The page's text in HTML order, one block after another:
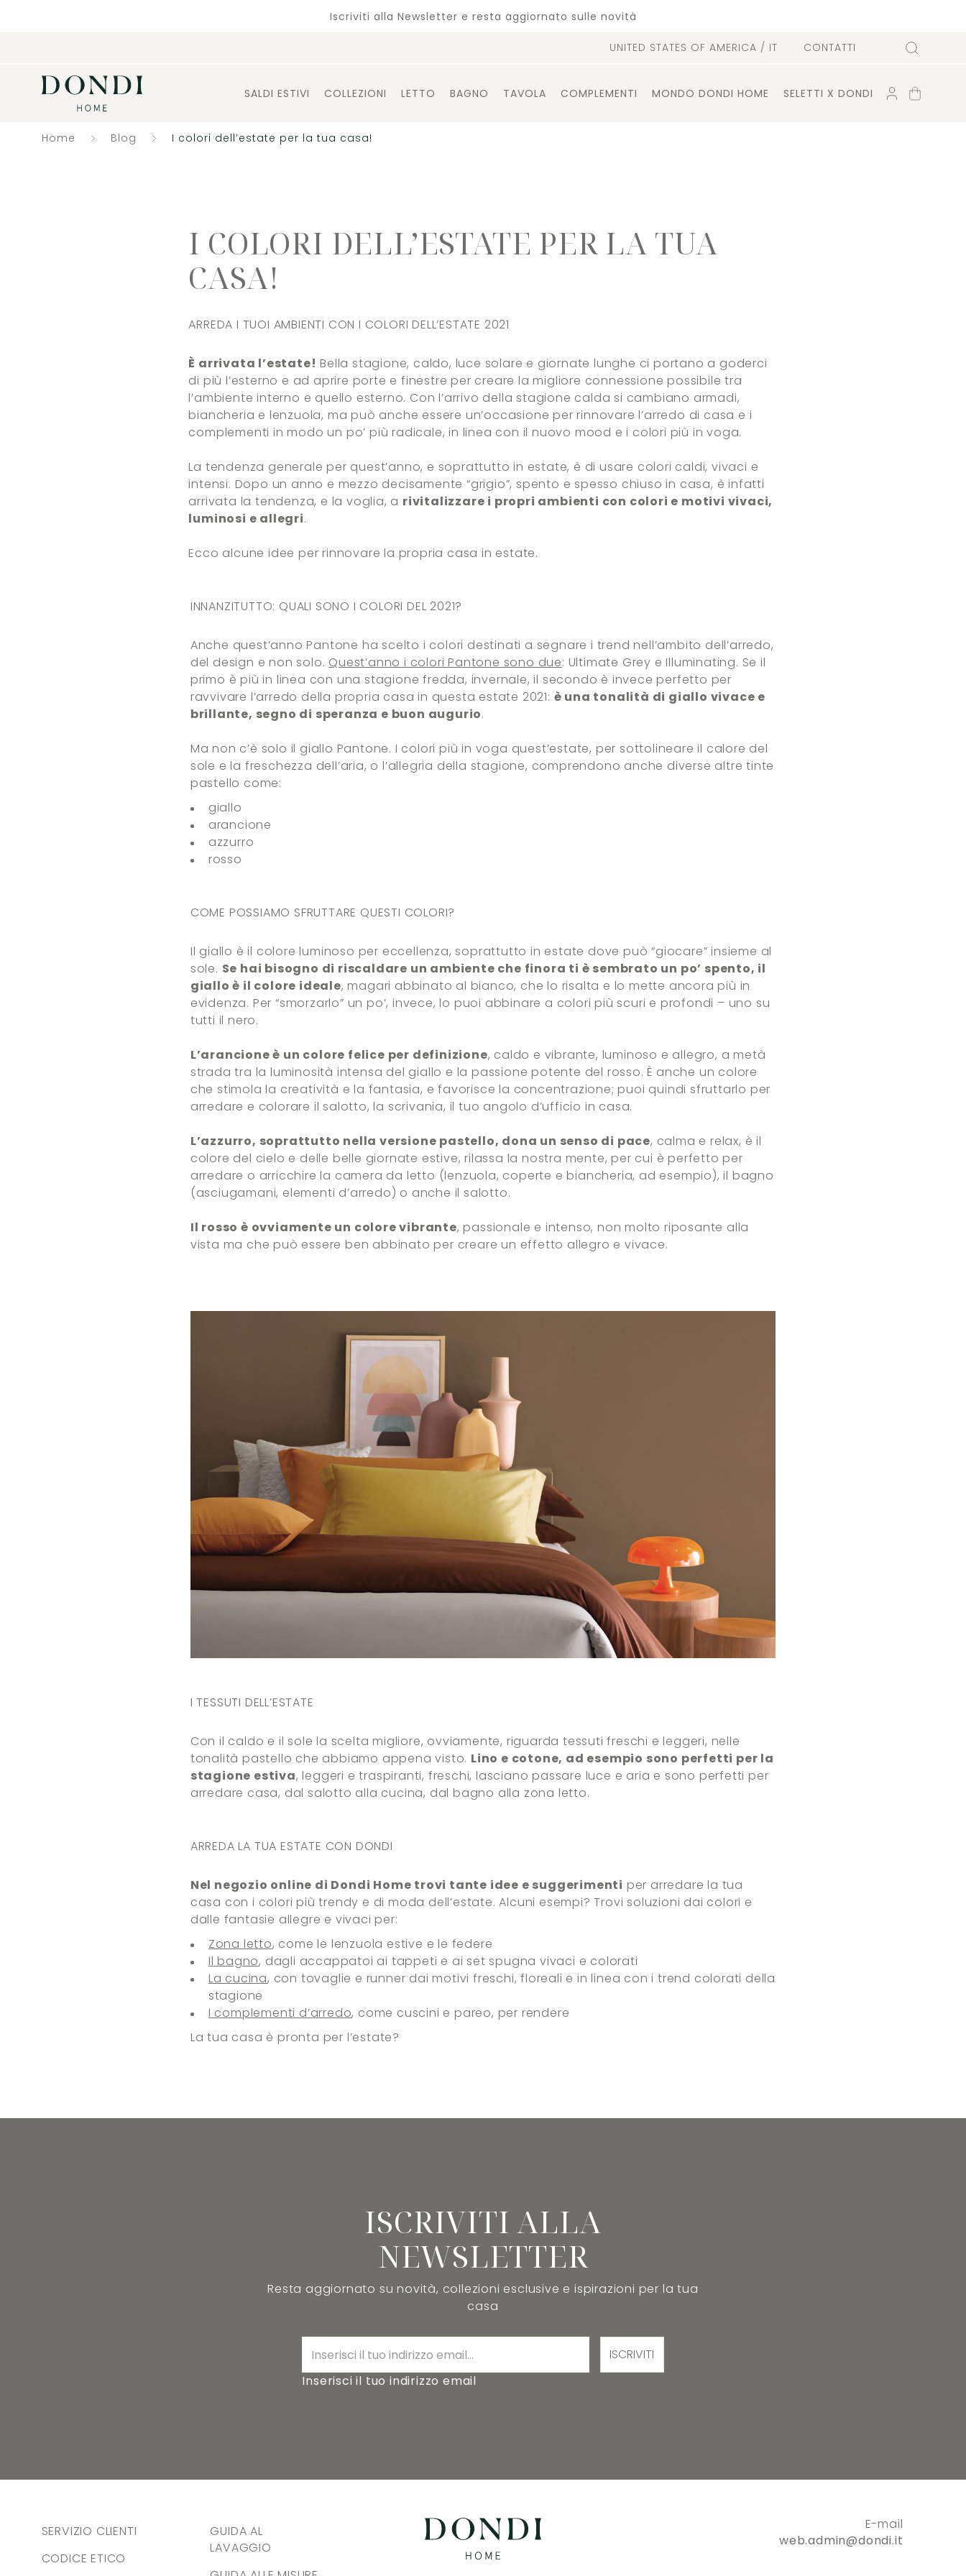
Iscriviti alla Newsletter e resta aggiornato sulle novità
UNITED STATES OF AMERICA / IT CONTATTI Cerca
SALDI ESTIVI COLLEZIONI LETTO BAGNO TAVOLA COMPLEMENTI MONDO DONDI HOME SELETTI X DONDI ACCOUNT
CARRELLO
Home Blog I colori dell’estate per la tua casa!
I COLORI DELL’ESTATE PER LA TUA
CASA!
ARREDA I TUOI AMBIENTI CON I COLORI DELL’ESTATE 2021
È arrivata l’estate! Bella stagione, caldo, luce solare e giornate lunghe ci portano a goderci
di più l’esterno e ad aprire porte e finestre per creare la migliore connessione possibile tra
l’ambiente interno e quello esterno. Con l’arrivo della stagione calda si cambiano armadi,
biancheria e lenzuola, ma può anche essere un’occasione per rinnovare l’arredo di casa e i
complementi in modo un po’ più radicale, in linea con il nuovo mood e i colori più in voga.
La tendenza generale per quest’anno, e soprattutto in estate, è di usare colori caldi, vivaci e
intensi. Dopo un anno e mezzo decisamente “grigio”, spento e spesso chiuso in casa, è infatti
arrivata la tendenza, e la voglia, a rivitalizzare i propri ambienti con colori e motivi vivaci,
luminosi e allegri.
Ecco alcune idee per rinnovare la propria casa in estate.
INNANZITUTTO: QUALI SONO I COLORI DEL 2021?
Anche quest’anno Pantone ha scelto i colori destinati a segnare i trend nell’ambito dell’arredo,
del design e non solo. Quest’anno i colori Pantone sono due: Ultimate Grey e Illuminating. Se il
primo è più in linea con una stagione fredda, invernale, il secondo è invece perfetto per
ravvivare l’arredo della propria casa in questa estate 2021: è una tonalità di giallo vivace e
brillante, segno di speranza e buon augurio.
Ma non c’è solo il giallo Pantone. I colori più in voga quest’estate, per sottolineare il calore del
sole e la freschezza dell’aria, o l’allegria della stagione, comprendono anche diverse altre tinte
pastello come:
giallo
arancione
azzurro
rosso
COME POSSIAMO SFRUTTARE QUESTI COLORI?
Il giallo è il colore luminoso per eccellenza, soprattutto in estate dove può “giocare” insieme al
sole. Se hai bisogno di riscaldare un ambiente che finora ti è sembrato un po’ spento, il
giallo è il colore ideale, magari abbinato al bianco, che lo risalta e lo mette ancora più in
evidenza. Per “smorzarlo” un po’, invece, lo puoi abbinare a colori più scuri e profondi – uno su
tutti il nero.
L’arancione è un colore felice per definizione, caldo e vibrante, luminoso e allegro, a metà
strada tra la luminosità intensa del giallo e la passione potente del rosso. È anche un colore
che stimola la creatività e la fantasia, e favorisce la concentrazione; puoi quindi sfruttarlo per
arredare e colorare il salotto, la scrivania, il tuo angolo d’ufficio in casa.
L’azzurro, soprattutto nella versione pastello, dona un senso di pace, calma e relax, è il
colore del cielo e delle belle giornate estive, rilassa la nostra mente, per cui è perfetto per
arredare o arricchire la camera da letto (lenzuola, coperte e biancheria, ad esempio), il bagno
(asciugamani, elementi d’arredo) o anche il salotto.
Il rosso è ovviamente un colore vibrante, passionale e intenso, non molto riposante alla
vista ma che può essere ben abbinato per creare un effetto allegro e vivace.
I TESSUTI DELL’ESTATE
Con il caldo e il sole la scelta migliore, ovviamente, riguarda tessuti freschi e leggeri, nelle
tonalità pastello che abbiamo appena visto. Lino e cotone, ad esempio sono perfetti per la
stagione estiva, leggeri e traspiranti, freschi, lasciano passare luce e aria e sono perfetti per
arredare casa, dal salotto alla cucina, dal bagno alla zona letto.
ARREDA LA TUA ESTATE CON DONDI
Nel negozio online di Dondi Home trovi tante idee e suggerimenti per arredare la tua
casa con i colori più trendy e di moda dell’estate. Alcuni esempi? Trovi soluzioni dai colori e
dalle fantasie allegre e vivaci per:
Zona letto, come le lenzuola estive e le federe
Il bagno, dagli accappatoi ai tappeti e ai set spugna vivaci e colorati
La cucina, con tovaglie e runner dai motivi freschi, floreali e in linea con i trend colorati della
stagione
I complementi d’arredo, come cuscini e pareo, per rendere
La tua casa è pronta per l’estate?
ISCRIVITI ALLA
NEWSLETTER
Resta aggiornato su novità, collezioni esclusive e ispirazioni per la tua
casa
Inserisci il tuo indirizzo email
ISCRIVITI
E-mail
web.admin@dondi.it
SERVIZIO CLIENTI
CODICE ETICO
GUIDA AL
LAVAGGIO